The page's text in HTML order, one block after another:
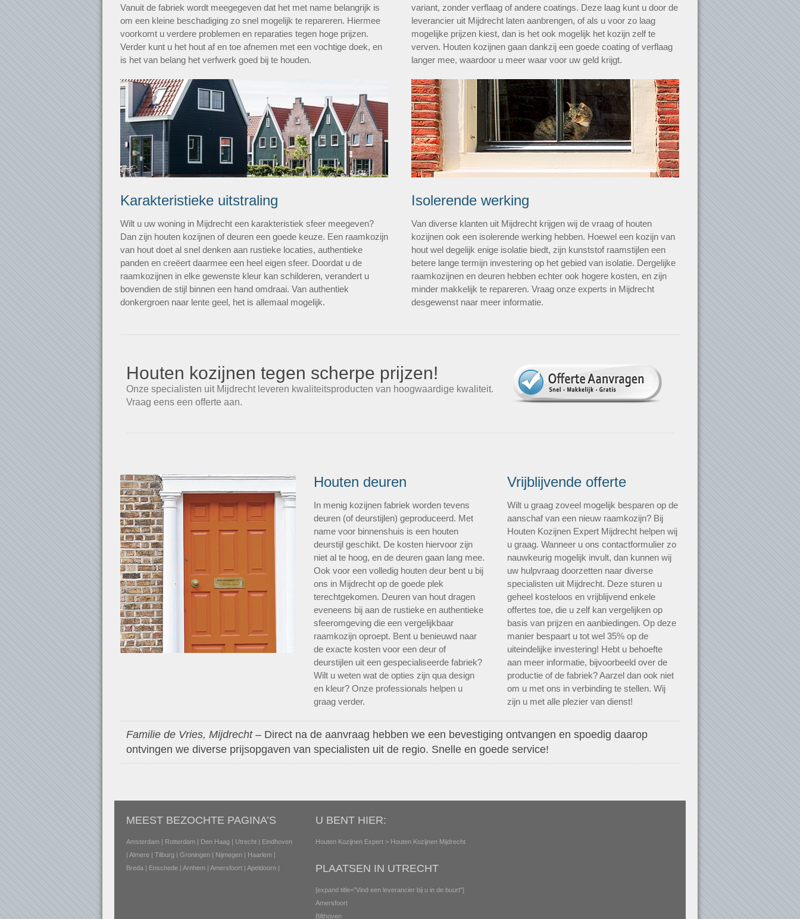
Vanuit de fabriek wordt meegegeven dat het met name belangrijk is
om een kleine beschadiging zo snel mogelijk te repareren. Hiermee
voorkomt u verdere problemen en reparaties tegen hoge prijzen.
Verder kunt u het hout af en toe afnemen met een vochtige doek, en
is het van belang het verfwerk goed bij te houden.
variant, zonder verflaag of andere coatings. Deze laag kunt u door de
leverancier uit Mijdrecht laten aanbrengen, of als u voor zo laag
mogelijke prijzen kiest, dan is het ook mogelijk het kozijn zelf te
verven. Houten kozijnen gaan dankzij een goede coating of verflaag
langer mee, waardoor u meer waar voor uw geld krijgt.
Karakteristieke uitstraling
Wilt u uw woning in Mijdrecht een karakteristiek sfeer meegeven?
Dan zijn houten kozijnen of deuren een goede keuze. Een raamkozijn
van hout doet al snel denken aan rustieke locaties, authentieke
panden en creëert daarmee een heel eigen sfeer. Doordat u de
raamkozijnen in elke gewenste kleur kan schilderen, verandert u
bovendien de stijl binnen een hand omdraai. Van authentiek
donkergroen naar lente geel, het is allemaal mogelijk.
Isolerende werking
Van diverse klanten uit Mijdrecht krijgen wij de vraag of houten
kozijnen ook een isolerende werking hebben. Hoewel een kozijn van
hout wel degelijk enige isolatie biedt, zijn kunststof raamstijlen een
betere lange termijn investering op het gebied van isolatie. Dergelijke
raamkozijnen en deuren hebben echter ook hogere kosten, en zijn
minder makkelijk te repareren. Vraag onze experts in Mijdrecht
desgewenst naar meer informatie.
Houten kozijnen tegen scherpe prijzen!
Onze specialisten uit Mijdrecht leveren kwaliteitsproducten van hoogwaardige kwaliteit.
Vraag eens een offerte aan.
Houten deuren
In menig kozijnen fabriek worden tevens
deuren (of deurstijlen) geproduceerd. Met
name voor binnenshuis is een houten
deurstijl geschikt. De kosten hiervoor zijn
niet al te hoog, en de deuren gaan lang mee.
Ook voor een volledig houten deur bent u bij
ons in Mijdrecht op de goede plek
terechtgekomen. Deuren van hout dragen
eveneens bij aan de rustieke en authentieke
sfeeromgeving die een vergelijkbaar
raamkozijn oproept. Bent u benieuwd naar
de exacte kosten voor een deur of
deurstijlen uit een gespecialiseerde fabriek?
Wilt u weten wat de opties zijn qua design
en kleur? Onze professionals helpen u
graag verder.
Vrijblijvende offerte
Wilt u graag zoveel mogelijk besparen op de
aanschaf van een nieuw raamkozijn? Bij
Houten Kozijnen Expert Mijdrecht helpen wij
u graag. Wanneer u ons contactformulier zo
nauwkeurig mogelijk invult, dan kunnen wij
uw hulpvraag doorzetten naar diverse
specialisten uit Mijdrecht. Deze sturen u
geheel kosteloos en vrijblijvend enkele
offertes toe, die u zelf kan vergelijken op
basis van prijzen en aanbiedingen. Op deze
manier bespaart u tot wel 35% op de
uiteindelijke investering! Hebt u behoefte
aan meer informatie, bijvoorbeeld over de
productie of de fabriek? Aarzel dan ook niet
om u met ons in verbinding te stellen. Wij
zijn u met alle plezier van dienst!
Familie de Vries, Mijdrecht– Direct na de aanvraag hebben we een bevestiging ontvangen en spoedig daarop
ontvingen we diverse prijsopgaven van specialisten uit de regio. Snelle en goede service!
MEEST BEZOCHTE PAGINA’S
Amsterdam | Rotterdam | Den Haag | Utrecht | Eindhoven
| Almere | Tilburg | Groningen | Nijmegen | Haarlem |
Breda | Enschede | Arnhem | Amersfoort | Apeldoorn |
U BENT HIER:
Houten Kozijnen Expert > Houten Kozijnen Mijdrecht
PLAATSEN IN UTRECHT
[expand title="Vind een leverancier bij u in de buurt"]
Amersfoort
Bilthoven